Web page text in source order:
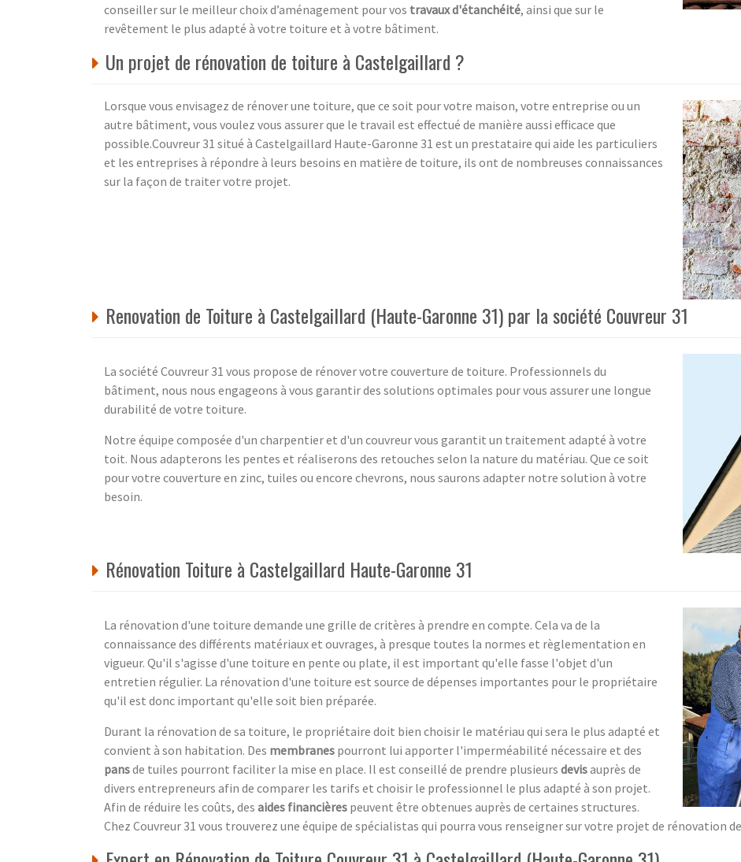
conseiller sur le meilleur choix d’aménagement pour vos travaux d'étanchéité, ainsi que sur le
revêtement le plus adapté à votre toiture et à votre bâtiment.
Un projet de rénovation de toiture à Castelgaillard ?
Lorsque vous envisagez de rénover une toiture, que ce soit pour votre maison, votre entreprise ou un
autre bâtiment, vous voulez vous assurer que le travail est effectué de manière aussi efficace que
possible.Couvreur 31 situé à Castelgaillard Haute-Garonne 31 est un prestataire qui aide les particuliers
et les entreprises à répondre à leurs besoins en matière de toiture, ils ont de nombreuses connaissances
sur la façon de traiter votre projet.
Renovation de Toiture à Castelgaillard (Haute-Garonne 31) par la société Couvreur 31
La société Couvreur 31 vous propose de rénover votre couverture de toiture. Professionnels du
bâtiment, nous nous engageons à vous garantir des solutions optimales pour vous assurer une longue
durabilité de votre toiture.
Notre équipe composée d'un charpentier et d'un couvreur vous garantit un traitement adapté à votre
toit. Nous adapterons les pentes et réaliserons des retouches selon la nature du matériau. Que ce soit
pour votre couverture en zinc, tuiles ou encore chevrons, nous saurons adapter notre solution à votre
besoin.
Rénovation Toiture à Castelgaillard Haute-Garonne 31
La rénovation d'une toiture demande une grille de critères à prendre en compte. Cela va de la
connaissance des différents matériaux et ouvrages, à presque toutes la normes et règlementation en
vigueur. Qu'il s'agisse d'une toiture en pente ou plate, il est important qu'elle fasse l'objet d'un
entretien régulier. La rénovation d'une toiture est source de dépenses importantes pour le propriétaire
qu'il est donc important qu'elle soit bien préparée.
Durant la rénovation de sa toiture, le propriétaire doit bien choisir le matériau qui sera le plus adapté et
convient à son habitation. Des membranes pourront lui apporter l'imperméabilité nécessaire et des
pansde tuiles pourront faciliter la mise en place. Il est conseillé de prendre plusieurs devisauprès de
divers entrepreneurs afin de comparer les tarifs et choisir le professionnel le plus adapté à son projet.
Afin de réduire les coûts, des aides financières peuvent être obtenues auprès de certaines structures.
Chez Couvreur 31 vous trouverez une équipe de spécialistas qui pourra vous renseigner sur votre projet de rénovation